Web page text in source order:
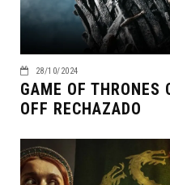
28/10/2024
GAME OF THRONES
OFF RECHAZADO